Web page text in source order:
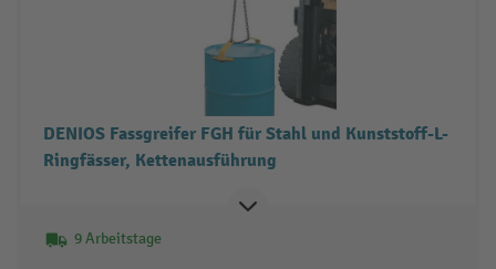
DENIOS Fassgreifer FGH für Stahl und Kunststoff-L-
Ringfässer, Kettenausführung
9 Arbeitstage